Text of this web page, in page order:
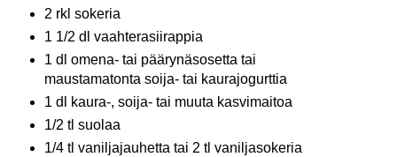
2 rkl sokeria
1 1/2 dl vaahterasiirappia
1 dl omena- tai päärynäsosetta tai
maustamatonta soija- tai kaurajogurttia
1 dl kaura-, soija- tai muuta kasvimaitoa
1/2 tl suolaa
1/4 tl vaniljajauhetta tai 2 tl vaniljasokeria